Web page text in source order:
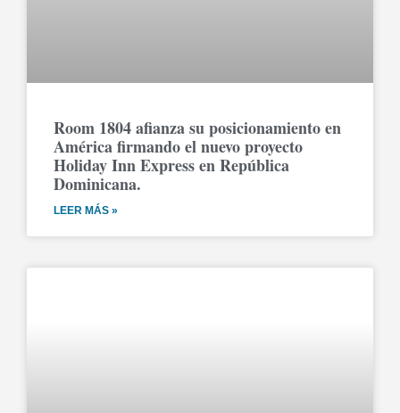
Room 1804 afianza su posicionamiento en
América firmando el nuevo proyecto
Holiday Inn Express en República
Dominicana.
LEER MÁS »